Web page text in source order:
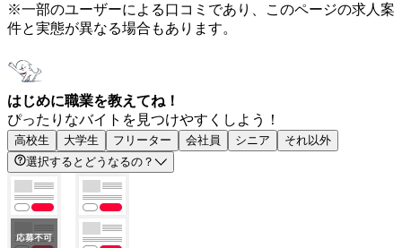
※一部のユーザーによる口コミであり、このページの求人案
件と実態が異なる場合もあります。
はじめに職業を教えてね！
ぴったりなバイトを見つけやすくしよう！
高校生 大学生 フリーター 会社員 シニア
それ以外
選択するとどうなるの？